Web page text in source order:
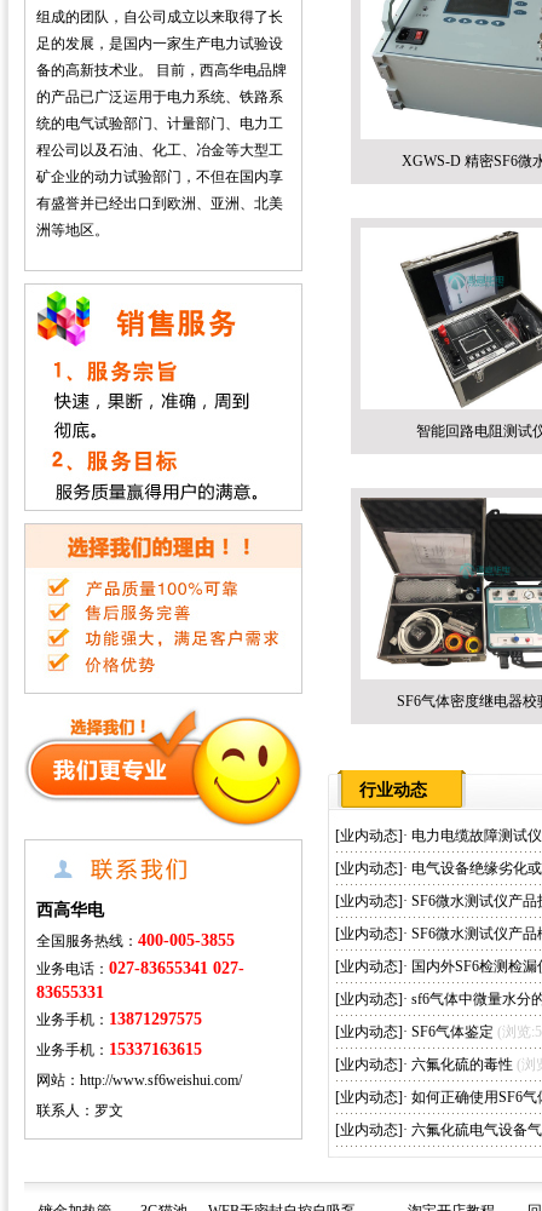
组成的团队，自公司成立以来取得了长
足的发展，是国内一家生产电力试验设
备的高新技术业。 目前，西高华电品牌
的产品已广泛运用于电力系统、铁路系
统的电气试验部门、计量部门、电力工
程公司以及石油、化工、冶金等大型工
矿企业的动力试验部门，不但在国内享
有盛誉并已经出口到欧洲、亚洲、北美
洲等地区。
西高华电
全国服务热线： 400-005-3855
业务电话： 027-83655341 027-
83655331
业务手机： 13871297575
业务手机： 15337163615
网站：http://www.sf6weishui.com/
联系人：罗文
XGWS-D 精密SF6微
智能回路电阻测试
SF6气体密度继电器校
行业动态
[业内动态]·电力电缆故障测试
[业内动态]·电气设备绝缘劣化
[业内动态]·SF6微水测试仪产品
[业内动态]·SF6微水测试仪产品
[业内动态]· 国内外SF6检测检
[业内动态]·sf6气体中微量水分
[业内动态]·SF6气体鉴定 (浏览
[业内动态]·六氟化硫的毒性 (浏
[业内动态]·如何正确使用SF6气
[业内动态]·六氟化硫电气设备